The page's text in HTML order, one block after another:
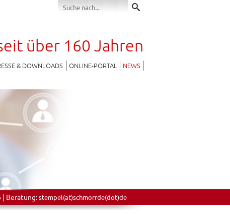
über 160 Jahren
& DOWNLOADS ONLINE-PORTAL NEWS
| Beratung:stempel(at)schmorrde(dot)de